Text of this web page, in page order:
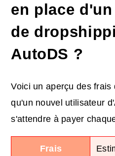
en place
de
AutoDS ?
Voici un aperçu des frais
qu'un nouvel utilisateur
s'attendre à payer
Frais